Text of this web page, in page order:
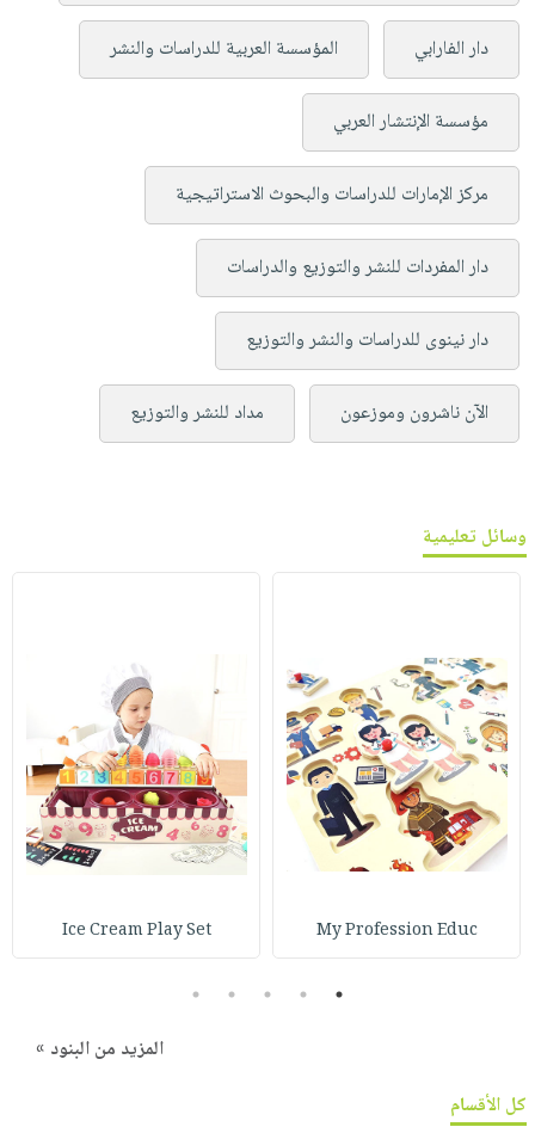
دار الفارابي المؤسسة العربية للدراسات والنشر
مؤسسة الإنتشار العربي
مركز الإمارات للدراسات والبحوث الاستراتيجية
دار المفردات للنشر والتوزيع والدراسات
دار نينوى للدراسات والنشر والتوزيع
الآن ناشرون وموزعون مداد للنشر والتوزيع
وسائل تعليمية
My Profession Educ
Ice Cream Play Set
1
2
3
4
5
المزيد من البنود »
كل الأقسام